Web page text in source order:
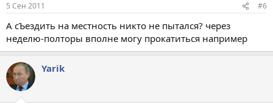
5 Сен 2011 #6
А сЪездить на местность никто не пытался? через
неделю-полторы вполне могу прокатиться например
Yarik